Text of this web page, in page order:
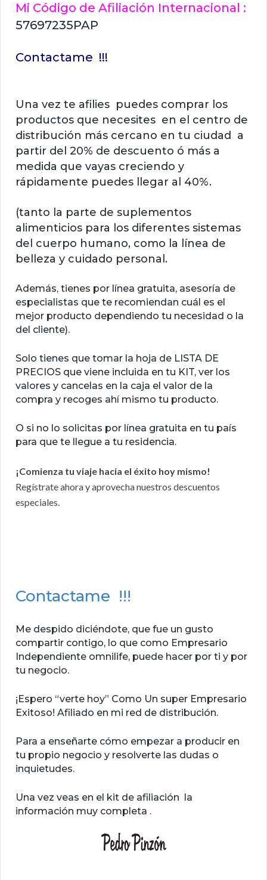
Mi Código de Afiliación Internacional :
57697235PAP
Contactame !!!
Una vez te afilies puedes comprar los
productos que necesites en el centro de
distribución más cercano en tu ciudad a
partir del 20% de descuento ó más a
medida que vayas creciendo y
rápidamente puedes llegar al 40%.
(tanto la parte de suplementos
alimenticios para los diferentes sistemas
del cuerpo humano, como la línea de
belleza y cuidado personal.
Además, tienes por línea gratuita, asesoría de
especialistas que te recomiendan cuál es el
mejor producto dependiendo tu necesidad o la
del cliente).
Solo tienes que tomar la hoja de LISTA DE
PRECIOS que viene incluida en tu KIT, ver los
valores y cancelas en la caja el valor de la
compra y recoges ahí mismo tu producto.
O si no lo solicitas por línea gratuita en tu país
para que te llegue a tu residencia.
¡Comienza tu viaje hacia el éxito hoy mismo!
Regístrate ahora y aprovecha nuestros descuentos
especiales.
Contactame !!!
Me despido diciéndote, que fue un gusto
compartir contigo, lo que como Empresario
Independiente omnilife, puede hacer por ti y por
tu negocio.
¡Espero “verte hoy” Como Un super Empresario
Exitoso! Afiliado en mi red de distribución.
Para a enseñarte cómo empezar a producir en
tu propio negocio y resolverte las dudas o
inquietudes.
Una vez veas en el kit de afiliación la
información muy completa .